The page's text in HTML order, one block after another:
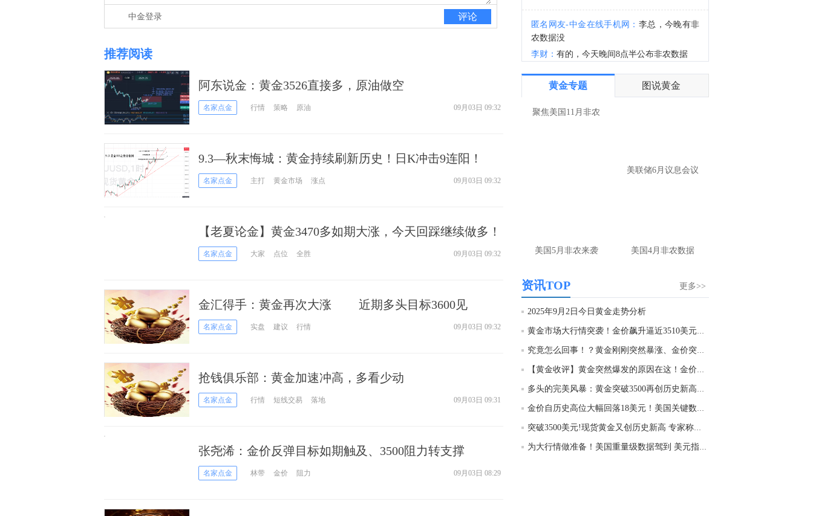
评论
中金登录
推荐阅读
阿东说金：黄金3526直接多，原油做空
名家点金 行情 策略 原油 09月03日 09:32
9.3—秋末悔城：黄金持续刷新历史！日K冲击9连阳！
名家点金 主打 黄金市场 涨点 09月03日 09:32
【老夏论金】黄金3470多如期大涨，今天回踩继续做多！
名家点金 大家 点位 全胜 09月03日 09:32
金汇得手：黄金再次大涨 近期多头目标3600见
名家点金 实盘 建议 行情 09月03日 09:32
抢钱俱乐部：黄金加速冲高，多看少动
名家点金 行情 短线交易 落地 09月03日 09:31
张尧浠：金价反弹目标如期触及、3500阻力转支撑
名家点金 林带 金价 阻力 09月03日 08:29
匿名网友-中金在线手机网： 李总，今晚有非
农数据没
李财： 有的，今天晚间8点半公布非农数据
匿名网友-中金在线手机网：
谢谢老师
有任何问题均可以提出来交流的，早
间确实没有太大的波动
前布局，回踩4220-4225附近多，防守4205，
李财： 上方做空位置在79.5附近可以参与，多
黄金专题 图说黄金
聚焦美国11月非农
美联储6月议息会议
美国5月非农来袭 美国4月非农数据
更多>>
资讯TOP
2025年9月2日今日黄金走势分析
黄金市场大行情突袭！金价飙升逼近3510美元创新...
究竟怎么回事！？黄金刚刚突然暴涨、金价突破35...
【黄金收评】黄金突然爆发的原因在这！金价飙升...
多头的完美风暴：黄金突破3500再创历史新高！40...
金价自历史高位大幅回落18美元！美国关键数据来...
突破3500美元!现货黄金又创历史新高 专家称黄金...
为大行情做准备！美国重量级数据驾到 美元指数...